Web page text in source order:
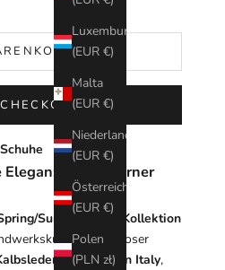
Luxemburg
(EUR €)
Malta
(EUR €)
Niederlande
(EUR €)
Österreich
(EUR €)
Polen
(PLN zł)
Eleganz mit moderner
Summer 2025 Kollektion
mit zeitloser
undMade in Italy,